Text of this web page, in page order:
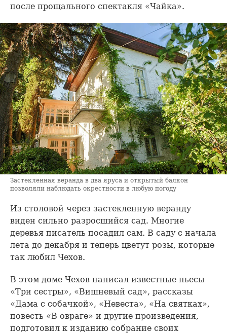
после прощального спектакля «Чайка».
Застекленная веранда в два яруса и открытый балкон
позволяли наблюдать окрестности в любую погоду
Из столовой через застекленную веранду
виден сильно разросшийся сад. Многие
деревья писатель посадил сам. В саду с начала
лета до декабря и теперь цветут розы, которые
так любил Чехов.
В этом доме Чехов написал известные пьесы
«Три сестры», «Вишневый сад», рассказы
«Дама с собачкой», «Невеста», «На святках»,
повесть «В овраге» и другие произведения,
подготовил к изданию собрание своих